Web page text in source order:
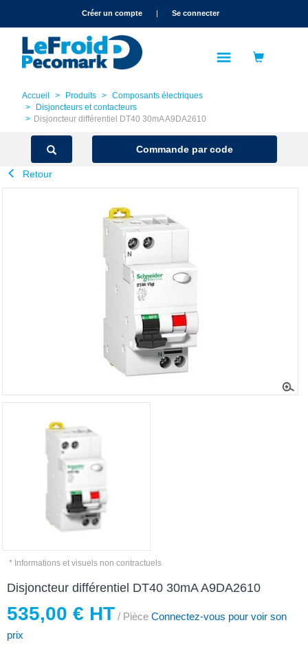
text.skipToNavigationCréer un compte | Se connecter
Accueil Produits
Composants électriques
Disjoncteurs et contacteurs
Disjoncteur différentiel DT40 30mA A9DA2610
Commande par code
Retour
* Informations et visuels non contractuels
Disjoncteur différentiel DT40 30mA A9DA2610
535,00 € HT / Pièce Connectez-vous pour voir son
prix